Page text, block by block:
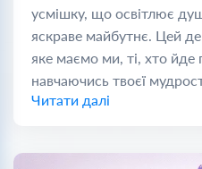
усмішку, що освітлює
яскраве майбутнє. Цей
яке маємо ми, ті, хто йде
навчаючись твоєї
Читати далі